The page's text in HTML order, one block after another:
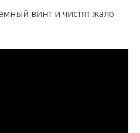
винт и чистят жало